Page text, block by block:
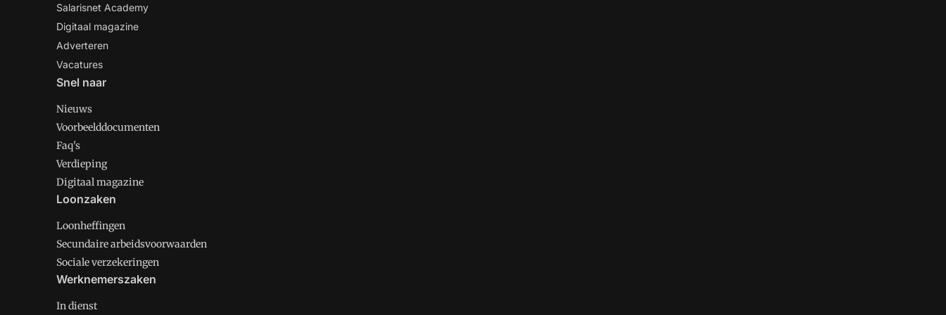
Salarisnet Academy
Digitaal magazine
Adverteren
Vacatures
Snel naar
Nieuws
Voorbeelddocumenten
Faq's
Verdieping
Digitaal magazine
Loonzaken
Loonheffingen
Secundaire arbeidsvoorwaarden
Sociale verzekeringen
Werknemerszaken
In dienst